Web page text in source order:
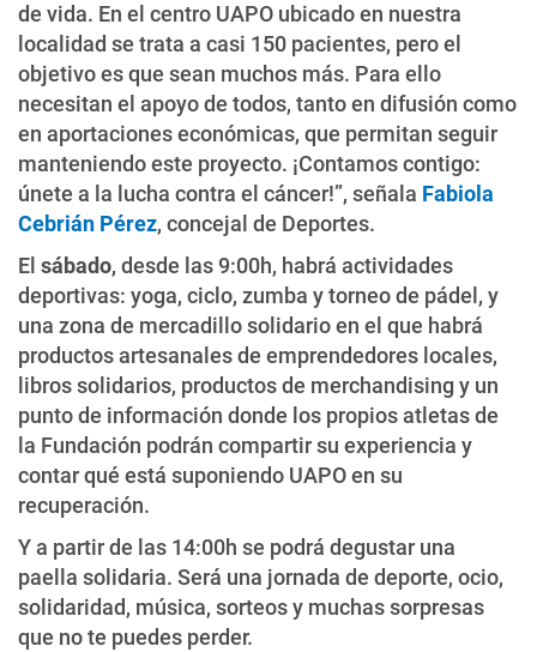
de vida. En el centro UAPO ubicado en nuestra
localidad se trata a casi 150 pacientes, pero el
objetivo es que sean muchos más. Para ello
necesitan el apoyo de todos, tanto en difusión como
en aportaciones económicas, que permitan seguir
manteniendo este proyecto. ¡Contamos contigo:
únete a la lucha contra el cáncer!”, señala Fabiola
Cebrián Pérez, concejal de Deportes.
El sábado, desde las 9:00h, habrá actividades
deportivas: yoga, ciclo, zumba y torneo de pádel, y
una zona de mercadillo solidario en el que habrá
productos artesanales de emprendedores locales,
libros solidarios, productos de merchandising y un
punto de información donde los propios atletas de
la Fundación podrán compartir su experiencia y
contar qué está suponiendo UAPO en su
recuperación.
Y a partir de las 14:00h se podrá degustar una
paella solidaria. Será una jornada de deporte, ocio,
solidaridad, música, sorteos y muchas sorpresas
que no te puedes perder.